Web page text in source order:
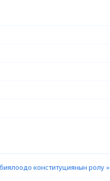
конституциянын ролу »